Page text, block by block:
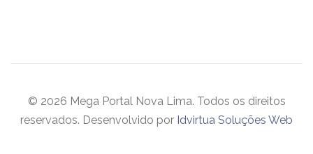
© 2026 Mega Portal Nova Lima. Todos os direitos
reservados. Desenvolvido por Idvirtua Soluções Web